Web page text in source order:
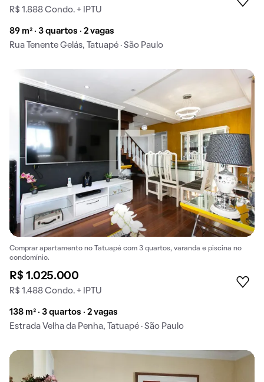
R$ 1.888 Condo. + IPTU
89 m² · 3 quartos · 2 vagas
Rua Tenente Gelás, Tatuapé · São Paulo
Comprar apartamento no Tatuapé com 3 quartos, varanda e piscina no
condomínio.
R$ 1.025.000
R$ 1.488 Condo. + IPTU
138 m² · 3 quartos · 2 vagas
Estrada Velha da Penha, Tatuapé · São Paulo